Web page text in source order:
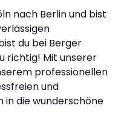
nach Berlin und bist
du bei Berger
richtig! Mit unserer
professionellen
und
in die wunderschöne